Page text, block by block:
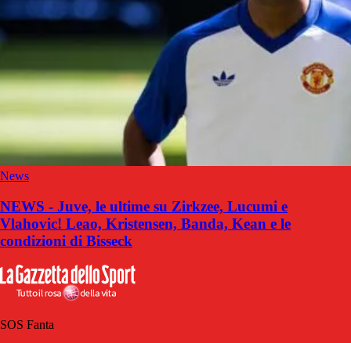
News
NEWS - Juve, le ultime su Zirkzee, Lucumi e
Vlahovic! Leao, Kristensen, Banda, Kean e le
condizioni di Bisseck
SOS Fanta